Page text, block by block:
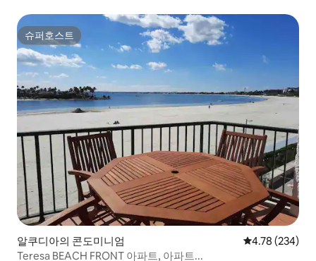
슈퍼호스트
슈퍼호스트
알쿠디아의 콘도미니엄 평점 4.78점(5
4.78 (234)
Teresa BEACH FRONT 아파트, 아파트...